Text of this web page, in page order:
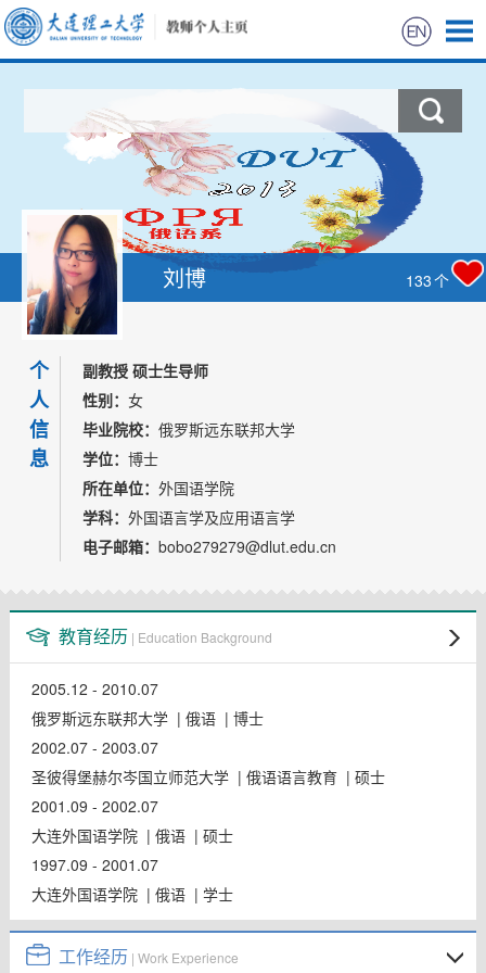
科学研究
教学研究
获奖信息
招生信息
学生信息
我的相册
教师博客
刘博 133个
个
人
信
息
副教授 硕士生导师
性别： 女
毕业院校： 俄罗斯远东联邦大学
学位： 博士
所在单位： 外国语学院
学科： 外国语言学及应用语言学
电子邮箱： bobo279279@dlut.edu.cn
教育经历 | Education Background
2005.12 - 2010.07
俄罗斯远东联邦大学 | 俄语 | 博士
2002.07 - 2003.07
圣彼得堡赫尔岑国立师范大学 | 俄语语言教育 | 硕士
2001.09 - 2002.07
大连外国语学院 | 俄语 | 硕士
1997.09 - 2001.07
大连外国语学院 | 俄语 | 学士
工作经历 | Work Experience